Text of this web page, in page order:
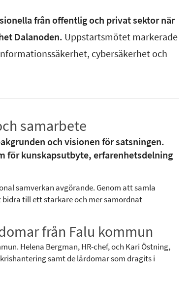
från offentlig och privat sektor när
Dalanoden. Uppstartsmötet markerade
cybersäkerhet och
samarbete
och visionen för satsningen.
för kunskapsutbyte, erfarenhetsdelning
samverkan avgörande. Genom att samla
till ett starkare och mer samordnat
från Falu kommun
Helena Bergman, HR-chef, och Kari Östning,
samt de lärdomar som dragits i